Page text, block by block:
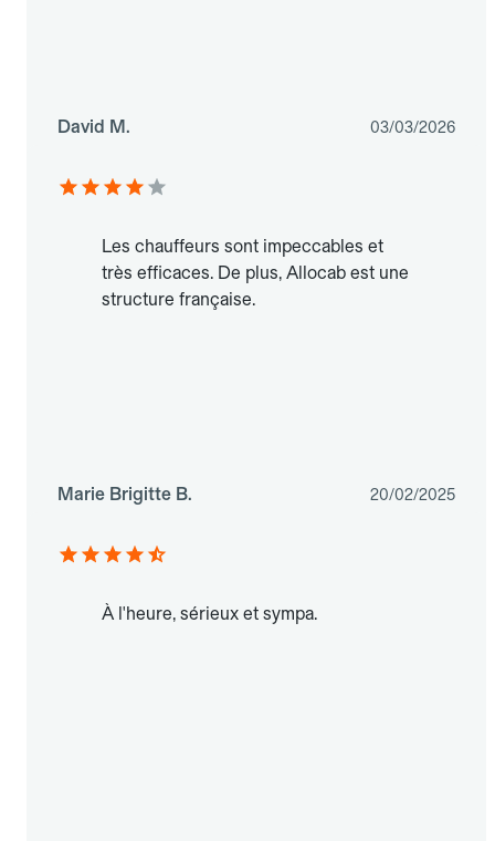
David M. 03/03/2026
Les chauffeurs sont impeccables et
très efficaces. De plus, Allocab est une
structure française.
Marie Brigitte B. 20/02/2025
À l'heure, sérieux et sympa.